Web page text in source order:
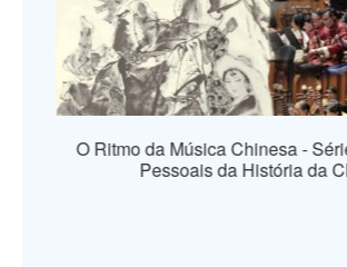
O Ritmo da Música Chinesa -
Pessoais da História da